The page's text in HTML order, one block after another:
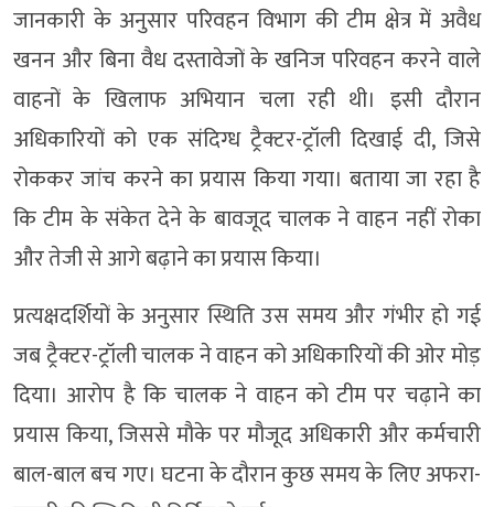
जानकारी के अनुसार परिवहन विभाग की टीम क्षेत्र में अवैध
खनन और बिना वैध दस्तावेजों के खनिज परिवहन करने वाले
वाहनों के खिलाफ अभियान चला रही थी। इसी दौरान
अधिकारियों को एक संदिग्ध ट्रैक्टर-ट्रॉली दिखाई दी, जिसे
रोककर जांच करने का प्रयास किया गया। बताया जा रहा है
कि टीम के संकेत देने के बावजूद चालक ने वाहन नहीं रोका
और तेजी से आगे बढ़ाने का प्रयास किया।
प्रत्यक्षदर्शियों के अनुसार स्थिति उस समय और गंभीर हो गई
जब ट्रैक्टर-ट्रॉली चालक ने वाहन को अधिकारियों की ओर मोड़
दिया। आरोप है कि चालक ने वाहन को टीम पर चढ़ाने का
प्रयास किया, जिससे मौके पर मौजूद अधिकारी और कर्मचारी
बाल-बाल बच गए। घटना के दौरान कुछ समय के लिए अफरा-